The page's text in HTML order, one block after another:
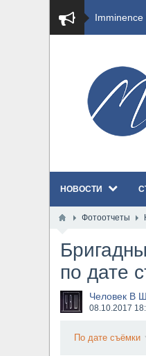
​Imminence
GHOST
​Summer
ANTHRAX
XANDRIA
Wacken
НОВОСТИ
Фотоотчеты
по дате
Человек В
08.10.2017
По дате съёмки